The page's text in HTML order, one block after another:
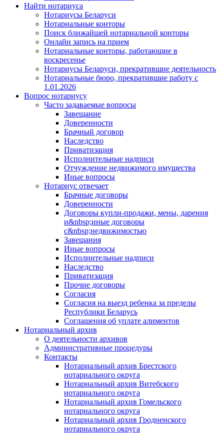
Найти нотариуса
Нотариусы Беларуси
Нотариальные конторы
Поиск ближайшей нотариальной конторы
Онлайн запись на прием
Нотариальные конторы, работающие в
воскресенье
Нотариусы Беларуси, прекратившие деятельность
Нотариальные бюро, прекратившие работу с
1.01.2026
Вопрос нотариусу
Часто задаваемые вопросы
Завещание
Доверенности
Брачный договор
Наследство
Приватизация
Исполнительные надписи
Отчуждение недвижимого имущества
Иные вопросы
Нотариус отвечает
Брачные договоры
Доверенности
Договоры купли-продажи, мены, дарения
и&nbsp;иные договоры
с&nbsp;недвижимостью
Завещания
Иные вопросы
Исполнительные надписи
Наследство
Приватизация
Прочие договоры
Согласия
Согласия на выезд ребенка за пределы
Республики Беларусь
Соглашения об уплате алиментов
Нотариальный архив
О деятельности архивов
Административные процедуры
Контакты
Нотариальный архив Брестского
нотариального округа
Нотариальный архив Витебского
нотариального округа
Нотариальный архив Гомельского
нотариального округа
Нотариальный архив Гродненского
нотариального округа